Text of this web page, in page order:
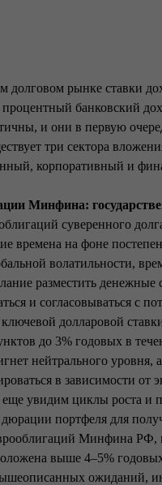
долговом рынке ставки
банковский
и они в первую
три сектора
корпоративный и
Минфина:
суверенного
времена на фоне
волатильности,
разместить
и согласовываться с
долларовой
до 3% годовых в
нейтрального
в зависимости
увидим циклы роста и
портфеля для
Минфина РФ,
выше 4–5%
ожиданий,